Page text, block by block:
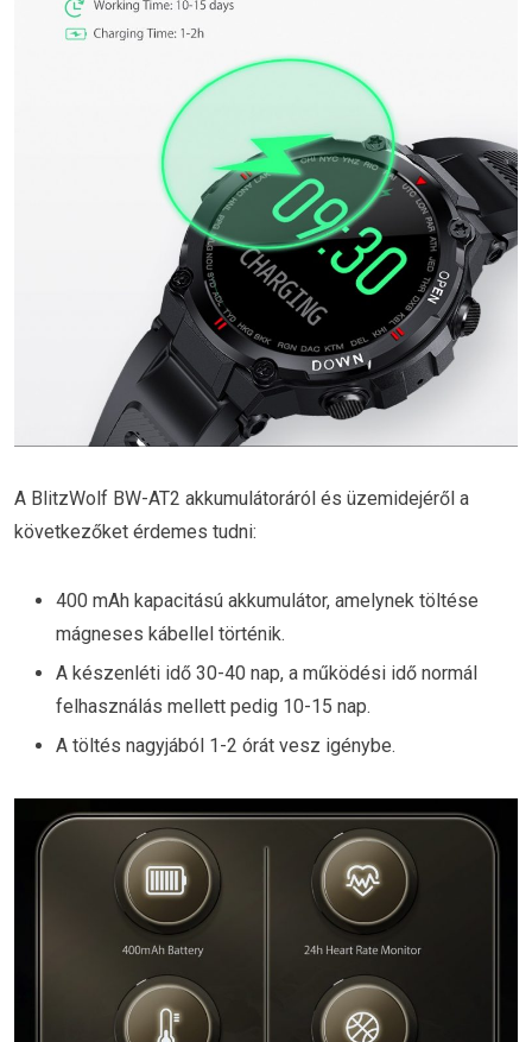
A BlitzWolf BW-AT2 akkumulátoráról és üzemidejéről a
következőket érdemes tudni:
400 mAh kapacitású akkumulátor, amelynek töltése
mágneses kábellel történik.
A készenléti idő 30-40 nap, a működési idő normál
felhasználás mellett pedig 10-15 nap.
A töltés nagyjából 1-2 órát vesz igénybe.